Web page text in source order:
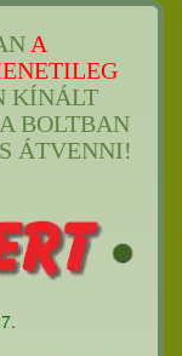
A
KÍNÁLT
BOLTBAN
ÁTVENNI!